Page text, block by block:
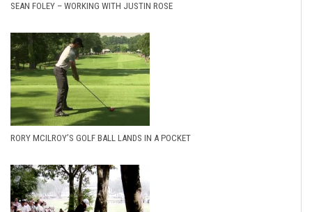
SEAN FOLEY – WORKING WITH JUSTIN ROSE
RORY MCILROY’S GOLF BALL LANDS IN A POCKET